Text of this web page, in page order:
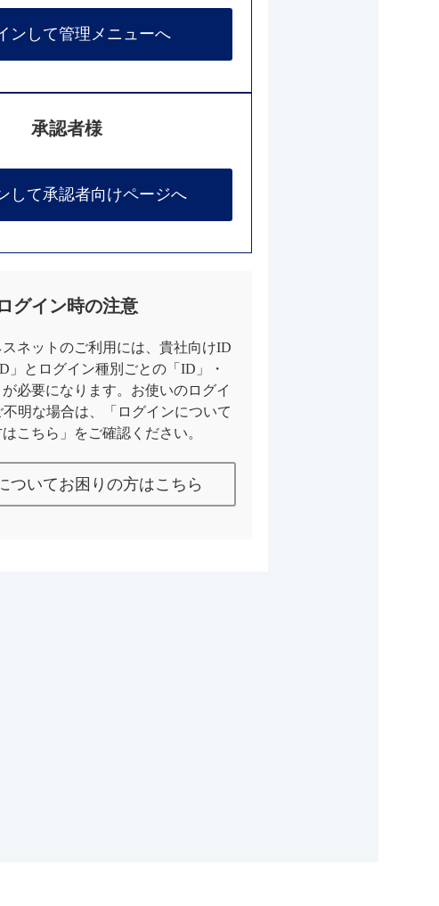
ンして管理メニューへ
承認者様
して承認者向けページへ
グイン時の注意
ネットのご利用には、貴社向けID
」とログイン種別ごとの「ID」・
が必要になります。お使いのログイ
明な場合は、「ログインについて
こちら」をご確認ください。
ついてお困りの方はこちら